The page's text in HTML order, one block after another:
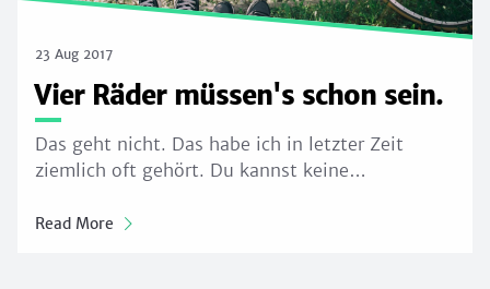
23 Aug 2017
Vier Räder müssen's schon sein.
Das geht nicht. Das habe ich in letzter Zeit
ziemlich oft gehört. Du kannst keine…
Read More